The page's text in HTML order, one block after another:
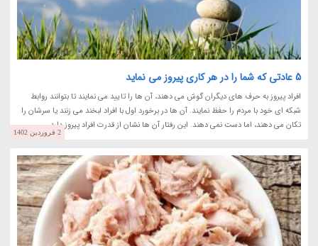
5 عادتی که شما را در هر کاری پیروز می نماید
افراد پیروز به حرف های دیگران گوش می دهند، آن ها را تایید می نمایند تا بتوانند روابط
شبکه ای خود با مردم را حفظ نمایند. آن ها در برخورد اول با افراد لبخند می زنند یا سرشان را
تکان می دهند، اما دست نمی دهند. این رفتار آن ها نشان از قدرت افراد پیروز دارد...
2 فروردین 1402